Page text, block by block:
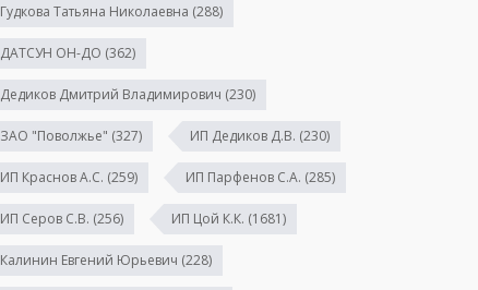
Гудкова Татьяна Николаевна (288)
ДАТСУН ОН-ДО (362)
Дедиков Дмитрий Владимирович (230)
ЗАО "Поволжье" (327) ИП Дедиков Д.В. (230)
ИП Краснов А.С. (259) ИП Парфенов С.А. (285)
ИП Серов С.В. (256) ИП Цой К.К. (1681)
Калинин Евгений Юрьевич (228)